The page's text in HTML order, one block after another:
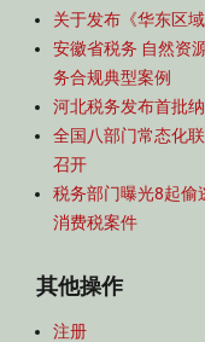
关于发布《华东区
安徽省税务 自然资
务合规典型案例
河北税务发布首批
全国八部门常态化
召开
税务部门曝光8起偷
消费税案件
其他操作
注册